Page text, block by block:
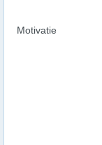
Motivatie